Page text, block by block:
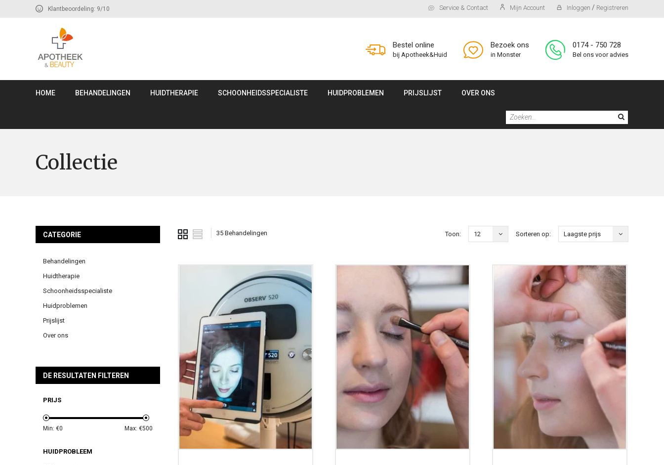
Klantbeoordeling: 9/10 Service & Contact Mijn Account Inloggen / Registreren
Bestel online
bij Apotheek&Huid
Bezoek ons
in Monster
0174 - 750 728
Bel ons voor advies
HOME BEHANDELINGEN HUIDTHERAPIE SCHOONHEIDSSPECIALISTE HUIDPROBLEMEN PRIJSLIJST OVER ONS
Collectie
CATEGORIE
Behandelingen
Huidtherapie
Schoonheidsspecialiste
Huidproblemen
Prijslijst
Over ons
DE RESULTATEN FILTEREN
PRIJS
Min: €0 Max: €500
HUIDPROBLEEM
35 Behandelingen Sorteren op: Laagste prijs
Toon: 12